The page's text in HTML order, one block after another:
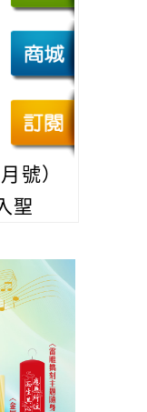
號）
聖